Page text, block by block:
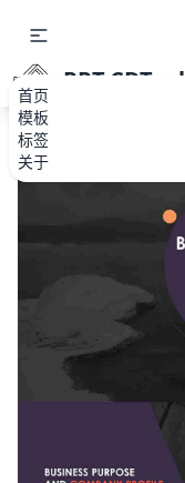
首页
模板
标签
关于
PPT.CDTools